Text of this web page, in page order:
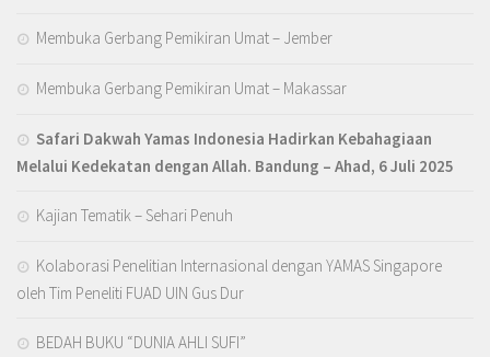
Membuka Gerbang Pemikiran Umat – Jember
Membuka Gerbang Pemikiran Umat – Makassar
Safari Dakwah Yamas Indonesia Hadirkan Kebahagiaan
Melalui Kedekatan dengan Allah. Bandung – Ahad, 6 Juli 2025
Kajian Tematik – Sehari Penuh
Kolaborasi Penelitian Internasional dengan YAMAS Singapore
oleh Tim Peneliti FUAD UIN Gus Dur
BEDAH BUKU “DUNIA AHLI SUFI”